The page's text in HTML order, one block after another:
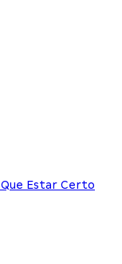
Estar Certo